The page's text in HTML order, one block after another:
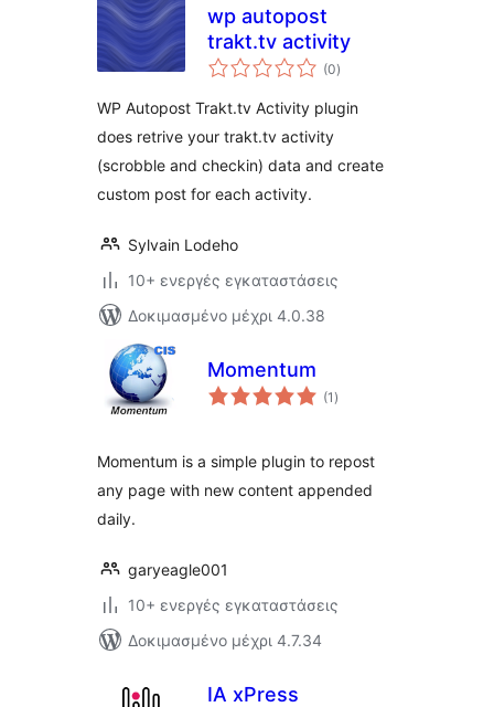
wp autopost
trakt.tv activity
(0αξιολογήσεις
σύνολο
)
WP Autopost Trakt.tv Activity plugin
does retrive your trakt.tv activity
(scrobble and checkin) data and create
custom post for each activity.
Sylvain Lodeho
10+ ενεργές εγκαταστάσεις
Δοκιμασμένο μέχρι 4.0.38
Momentum
(1 αξιολογήσεις
σύνολο
)
Momentum is a simple plugin to repost
any page with new content appended
daily.
garyeagle001
10+ ενεργές εγκαταστάσεις
Δοκιμασμένο μέχρι 4.7.34
IA xPress